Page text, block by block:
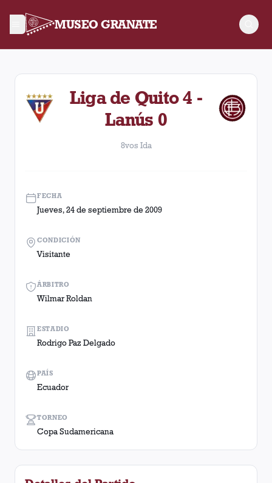
MUSEO GRANATE
8vos Ida. Partido entre Lanús y Liga de Quito disputado el
Liga de Quito 4 -
Lanús 0
8vos Ida
FECHA
Jueves, 24 de septiembre de 2009
ÁRBITRO
Wilmar Roldan
TORNEO
Copa Sudamericana
CONDICIÓN
Visitante
ESTADIO
Rodrigo Paz Delgado
PAÍS
Ecuador